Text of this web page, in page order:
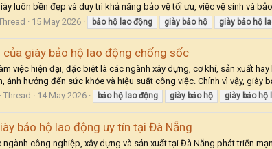
luôn bền đẹp và duy trì khả năng bảo vệ tối ưu, việc vệ sinh và
15 May 2026 bảo hộ lao động giày bảo hộ giày bảo hộ
giày bảo hộ lao động chống sốc
việc hiện đại, đặc biệt là các ngành xây dựng, cơ khí, sản xuất
ảnh hưởng đến sức khỏe và hiệu suất công việc. Chính vì vậy, giày
Thread 14 May 2026 bảo hộ lao động giày bảo hộ giày bảo hộ
bảo hộ lao động uy tín tại Đà Nẵng
ngành công nghiệp, xây dựng và sản xuất tại Đà Nẵng phát triển